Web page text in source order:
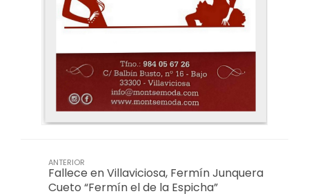
ANTERIOR
Fallece en Villaviciosa, Fermín Junquera
Cueto “Fermín el de la Espicha”